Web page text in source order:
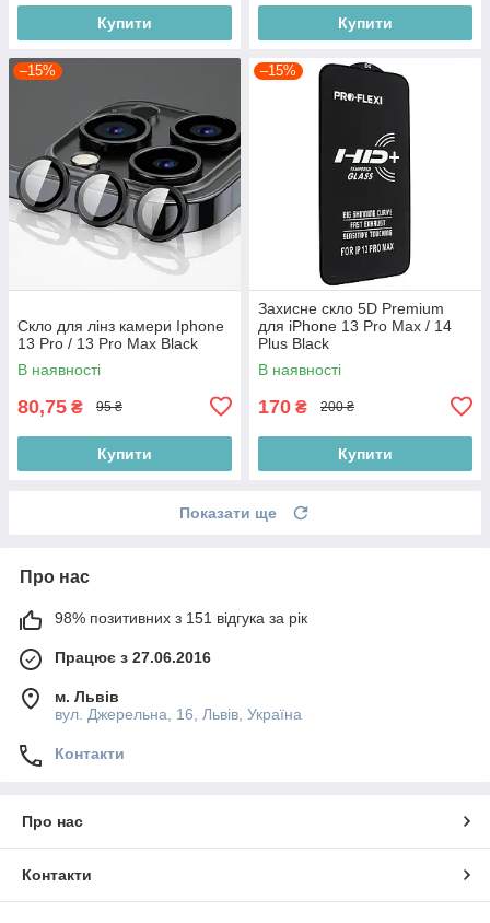
Купити Купити
–15%
Скло для лінз камери Iphone
13 Pro / 13 Pro Max Black
В наявності
80,75 ₴ 95 ₴
Купити
–15%
Захисне скло 5D Premium
для iPhone 13 Pro Max / 14
Plus Black
В наявності
170 ₴ 200 ₴
Купити
Показати ще
Про нас
98% позитивних з 151 відгука за рік
Працює з 27.06.2016
м. Львів
вул. Джерельна, 16, Львів, Україна
Контакти
Про нас
Контакти